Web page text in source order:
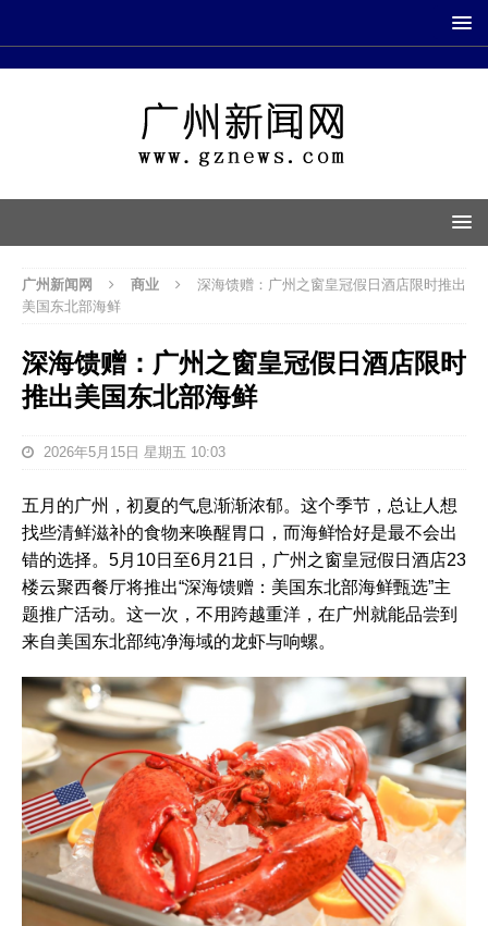
广州新闻网 商业
深海馈赠：广州之窗皇冠假日酒店限时推出
美国东北部海鲜
深海馈赠：广州之窗皇冠假日酒店限时
推出美国东北部海鲜
2026年5月15日 星期五 10:03
五月的广州，初夏的气息渐渐浓郁。这个季节，总让人想
找些清鲜滋补的食物来唤醒胃口，而海鲜恰好是最不会出
错的选择。5月10日至6月21日，广州之窗皇冠假日酒店23
楼云聚西餐厅将推出“深海馈赠：美国东北部海鲜甄选”主
题推广活动。这一次，不用跨越重洋，在广州就能品尝到
来自美国东北部纯净海域的龙虾与响螺。